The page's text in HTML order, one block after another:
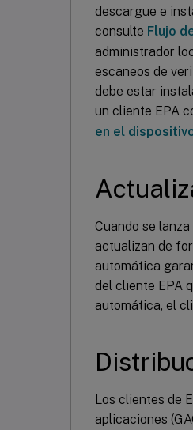
descargue e
consulte Flujo
administrador
escaneos de
debe estar
un cliente EPA
en el
Cuando se
actualizan de
automática
del cliente EPA
automática, el
Los clientes de
aplicaciones